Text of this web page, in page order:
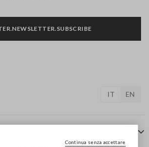
IT EN
Continua senza accettare